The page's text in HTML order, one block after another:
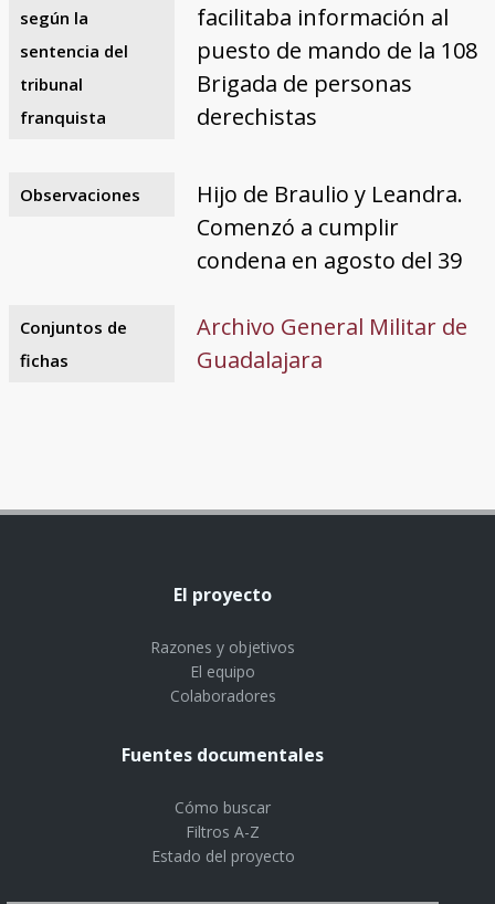
según la
sentencia del
tribunal
franquista
facilitaba información al
puesto de mando de la 108
Brigada de personas
derechistas
Observaciones
Hijo de Braulio y Leandra.
Comenzó a cumplir
condena en agosto del 39
Conjuntos de
fichas
Archivo General Militar de
Guadalajara
El proyecto
Razones y objetivos
El equipo
Colaboradores
Fuentes documentales
Cómo buscar
Filtros A-Z
Estado del proyecto